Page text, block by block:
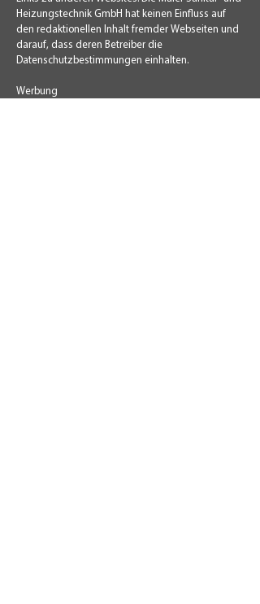
Heizungstechnik GmbH hat keinen Einfluss auf
den redaktionellen Inhalt fremder Webseiten und
darauf, dass deren Betreiber die
Datenschutzbestimmungen einhalten.
Werbung